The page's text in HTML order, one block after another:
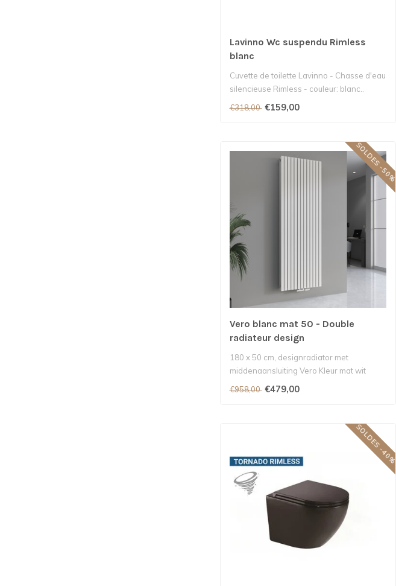
Lavinno Wc suspendu Rimless
blanc
Cuvette de toilette Lavinno - Chasse d'eau
silencieuse Rimless - couleur: blanc..
€318,00 €159,00
SOLDES -50%
Vero blanc mat 50 - Double
radiateur design
180 x 50 cm, designradiator met
middenaansluiting Vero Kleur mat wit
2927 Watt..
€958,00 €479,00
SOLDES -40%